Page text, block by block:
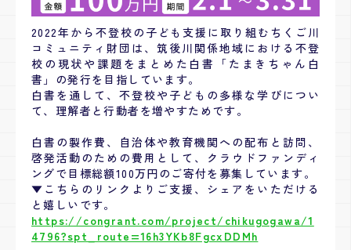
2022年から不登校の子ども支援に取り組むちくご川
コミュニティ財団は、筑後川関係地域における不登
校の現状や課題をまとめた白書「たまきちゃん白
書」の発行を目指しています。
白書を通して、不登校や子どもの多様な学びについ
て、理解者と行動者を増やすためです。
白書の製作費、自治体や教育機関への配布と訪問、
啓発活動のための費用として、クラウドファンディ
ングで目標総額100万円のご寄付を募集しています。
▼こちらのリンクよりご支援、シェアをいただける
と嬉しいです。
https://congrant.com/project/chikugogawa/1
4796?spt_route=16h3YKb8FgcxDDMh